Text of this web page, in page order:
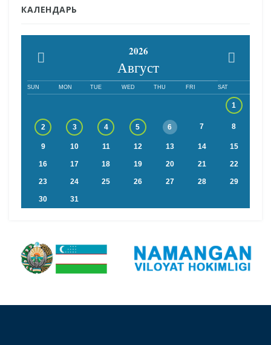
КАЛЕНДАРЬ
2026
Август
SUN MON TUE WED THU FRI SAT
1
2 3 4 5 6 7 8
9 10 11 12 13 14 15
16 17 18 19 20 21 22
23 24 25 26 27 28 29
30 31